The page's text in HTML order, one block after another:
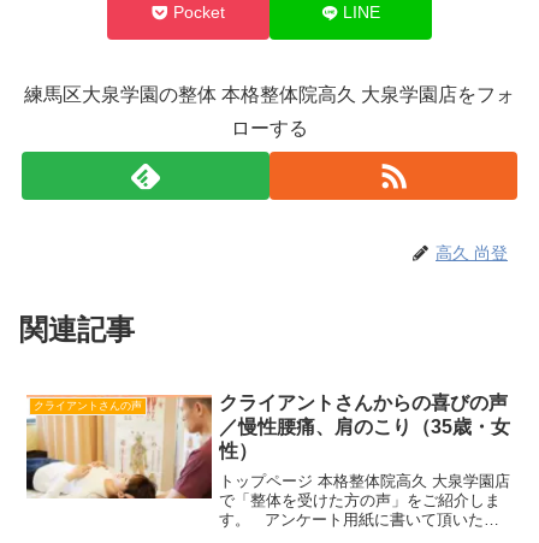
Pocket LINE
練馬区大泉学園の整体 本格整体院高久 大泉学園店をフォ
ローする
高久 尚登
関連記事
クライアントさんの声
クライアントさんからの喜びの声
／慢性腰痛、肩のこり（35歳・女
性）
トップページ 本格整体院高久 大泉学園店
で「整体を受けた方の声」をご紹介しま
す。 アンケート用紙に書いて頂いた内